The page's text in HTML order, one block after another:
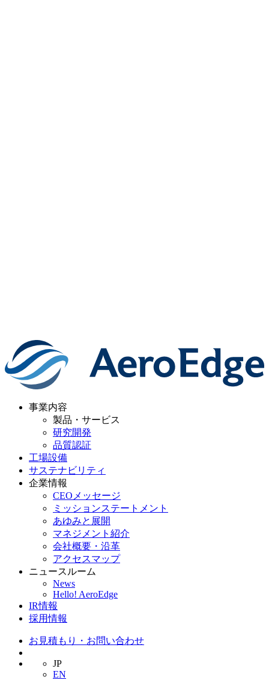
事業内容
製品・サービス
研究開発
品質認証
工場設備
サステナビリティ
企業情報
CEOメッセージ
ミッションステートメント
あゆみと展開
マネジメント紹介
会社概要・沿革
アクセスマップ
ニュースルーム
News
Hello! AeroEdge
IR情報
採用情報
お見積もり・お問い合わせ
JP
EN